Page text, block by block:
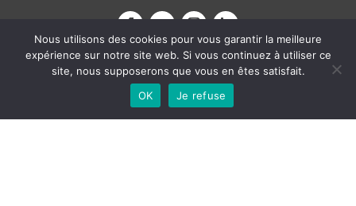
Nous contacter
Nous utilisons des cookies pour vous garantir la meilleure
expérience sur notre site web. Si vous continuez à utiliser ce
site, nous supposerons que vous en êtes satisfait.
OK
Je refuse